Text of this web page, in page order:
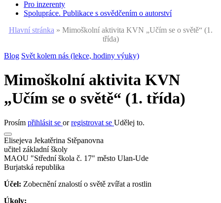
Pro inzerenty
Spolupráce. Publikace s osvědčením o autorství
Hlavní stránka » Mimoškolní aktivita KVN „Učím se o světě“ (1.
třída)
Blog Svět kolem nás (lekce, hodiny výuky)
Mimoškolní aktivita KVN
„Učím se o světě“ (1. třída)
Prosím přihlásit se orregistrovat se Udělej to.
Elisejeva Jekatěrina Stěpanovna
učitel základní školy
MAOU "Střední škola č. 17" město Ulan-Ude
Burjatská republika
Účel: Zobecnění znalostí o světě zvířat a rostlin
Úkoly: